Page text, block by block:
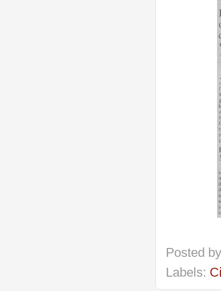
Posted
Labels: